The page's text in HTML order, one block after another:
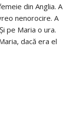
din Anglia. A
nenorocire. A
pe Maria o ura.
dacă era el